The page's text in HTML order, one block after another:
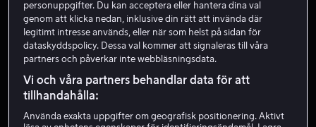
Nia Vardalos
Skådespelare Regissör Exekutiv producent
personuppgifter. Du kan acceptera eller hantera dina val
genom att klicka nedan, inklusive din rätt att invända där
legitimt intresse används, eller när som helst på sidan för
dataskyddspolicy. Dessa val kommer att signaleras till våra
partners och påverkar inte webbläsningsdata.
Vi och våra partners behandlar data för att
tillhandahålla:
Använda exakta uppgifter om geografisk positionering. Aktivt